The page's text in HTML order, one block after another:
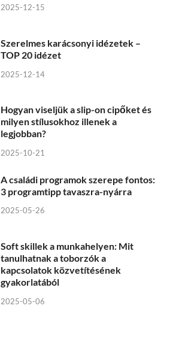
2025-12-15
Szerelmes karácsonyi idézetek –
TOP 20 idézet
2025-12-14
Hogyan viseljük a slip-on cipőket és
milyen stílusokhoz illenek a
legjobban?
2025-10-21
A családi programok szerepe fontos:
3 programtipp tavaszra-nyárra
2025-05-26
Soft skillek a munkahelyen: Mit
tanulhatnak a toborzók a
kapcsolatok közvetítésének
gyakorlatából
2025-05-06